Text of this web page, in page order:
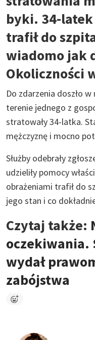
byki. 34-
trafił do
wiadomo jak
Okoliczności
Do zdarzenia doszło w
terenie jednego z
stratowały 34-latka.
mężczyznę i mocno
Służby odebrały
udzieliły pomocy
obrażeniami trafił do
jego stan i co
Czytaj także:
oczekiwania.
wydał
zabójstwa